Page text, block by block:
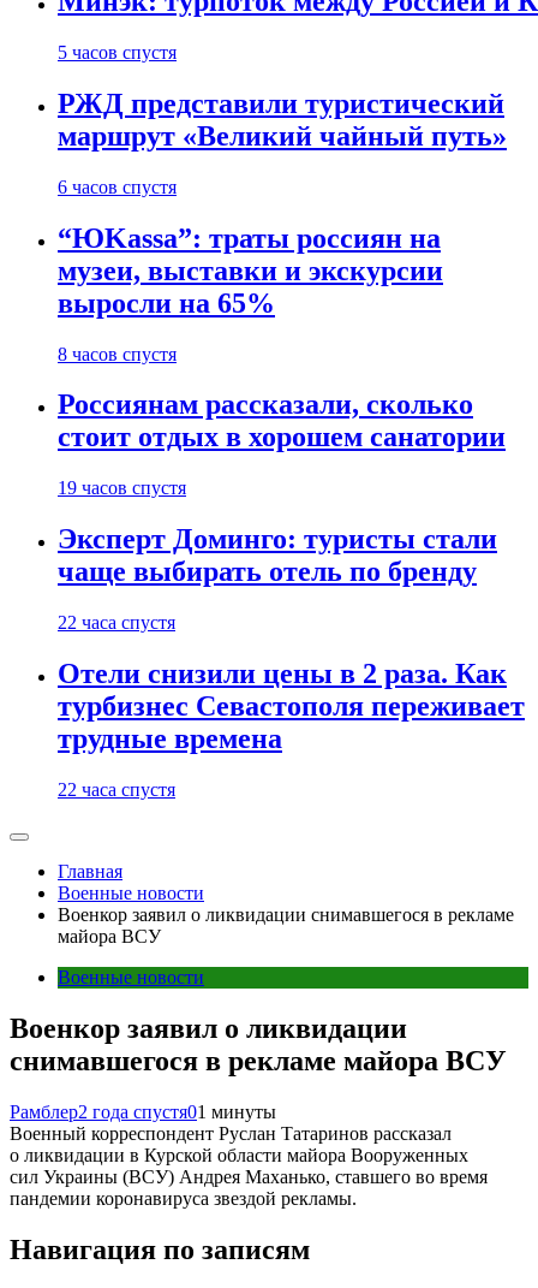
5 часов спустя
РЖД представили туристический
маршрут «Великий чайный путь»
6 часов спустя
“ЮKassa”: траты россиян на
музеи, выставки и экскурсии
выросли на 65%
8 часов спустя
Россиянам рассказали, сколько
стоит отдых в хорошем санатории
19 часов спустя
Эксперт Доминго: туристы стали
чаще выбирать отель по бренду
22 часа спустя
Отели снизили цены в 2 раза. Как
турбизнес Севастополя переживает
трудные времена
22 часа спустя
Главная
Военные новости
Военкор заявил о ликвидации снимавшегося в рекламе
майора ВСУ
Военные новости
Военкор заявил о ликвидации
снимавшегося в рекламе майора ВСУ
Рамблер2 года спустя01 минуты
Военный корреспондент Руслан Татаринов рассказал
о ликвидации в Курской области майора Вооруженных
сил Украины (ВСУ) Андрея Маханько, ставшего во время
пандемии коронавируса звездой рекламы.
Навигация по записям